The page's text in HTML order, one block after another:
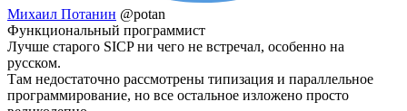
Михаил Потанин @potan
Функциональный программист
Лучше старого SICP ни чего не встречал, особенно на
русском.
Там недостаточно рассмотрены типизация и параллельное
программирование, но все остальное изложено просто